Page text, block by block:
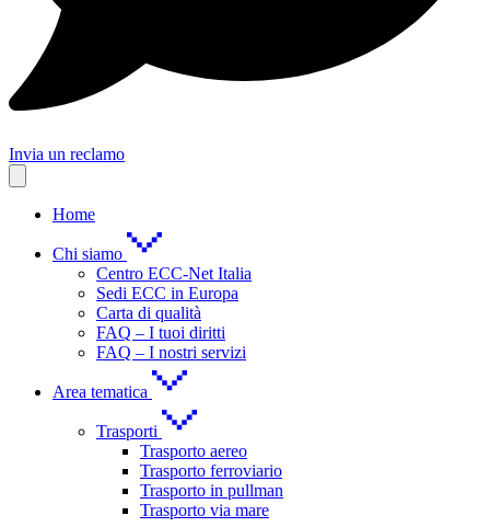
Invia un reclamo
Home
Chi siamo
Centro ECC-Net Italia
Sedi ECC in Europa
Carta di qualità
FAQ – I tuoi diritti
FAQ – I nostri servizi
Area tematica
Trasporti
Trasporto aereo
Trasporto ferroviario
Trasporto in pullman
Trasporto via mare